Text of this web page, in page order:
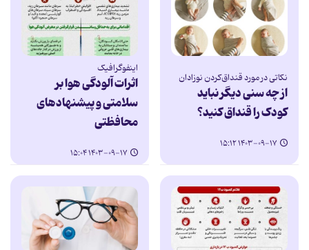
نکاتی در مورد قنداق‌کردن نوزادان
از چه سنی دیگر نباید
کودک را قنداق کنید؟
۱۴۰۳-۰۹-۱۷ ۱۵:۱۲
اینفوگرافیک
اثرات آلودگی هوا بر
سلامتی و پیشنهادهای
محافظتی
۱۴۰۳-۰۹-۱۷ ۱۵:۰۴